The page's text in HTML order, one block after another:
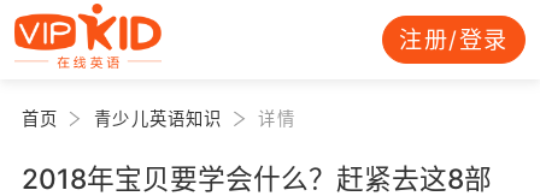
注册/登录
首页 青少儿英语知识 详情
2018年宝贝要学会什么？赶紧去这8部